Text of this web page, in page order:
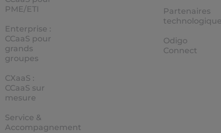
PME/ETI
Enterprise :
CCaaS pour
grands
groupes
CXaaS :
CCaaS sur
mesure
Service &
Accompagnement
Partenaires
Odigo
Connect